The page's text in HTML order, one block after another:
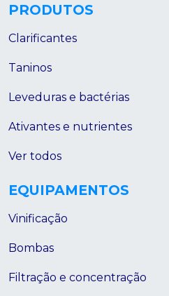
PRODUTOS
Clarificantes
Taninos
Leveduras e bactérias
Ativantes e nutrientes
Ver todos
EQUIPAMENTOS
Vinificação
Bombas
Filtração e concentração